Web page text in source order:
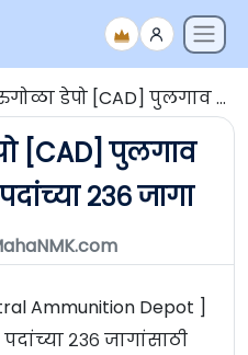
[CAD] पुलगाव येथे ‘अस्थायी मजूर’ पदांच्या २३६ जागा
[CAD] पुलगाव
२३६ जागा
Ammunition Depot ]
२३६ जागांसाठी